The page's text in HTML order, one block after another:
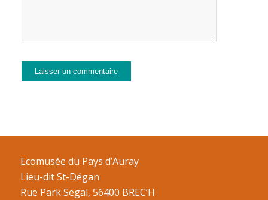
Ecomusée du Pays d’Auray
Lieu-dit St-Dégan
Rue Park Segal, 56400 BREC’H